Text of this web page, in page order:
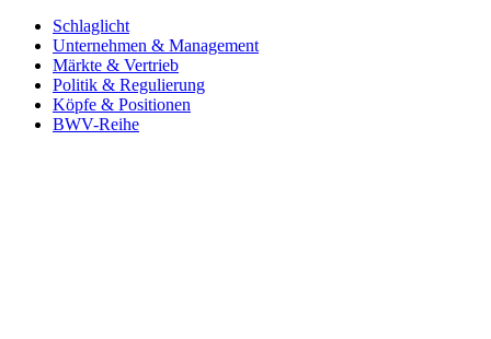
nach:
Schlaglicht
Unternehmen & Management
Märkte & Vertrieb
Politik & Regulierung
Köpfe & Positionen
BWV-Reihe